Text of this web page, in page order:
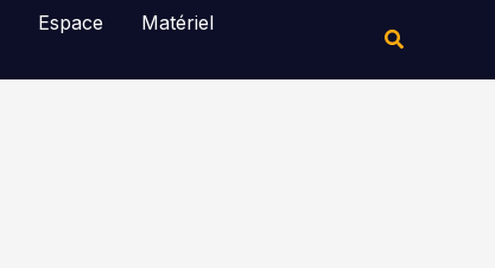
Espace
Matériel
Rechercher
Rechercher